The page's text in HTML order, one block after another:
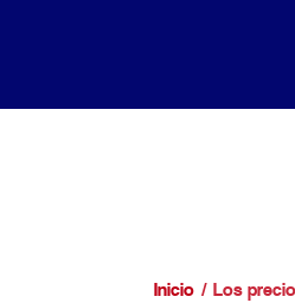
Inicio Los